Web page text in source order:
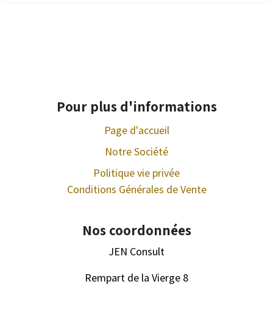
Pour plus d'informations
Page d'accueil
Notre Société
Politique vie privée
Conditions Générales de Vente
Nos coordonnées
JEN Consult
Rempart de la Vierge 8